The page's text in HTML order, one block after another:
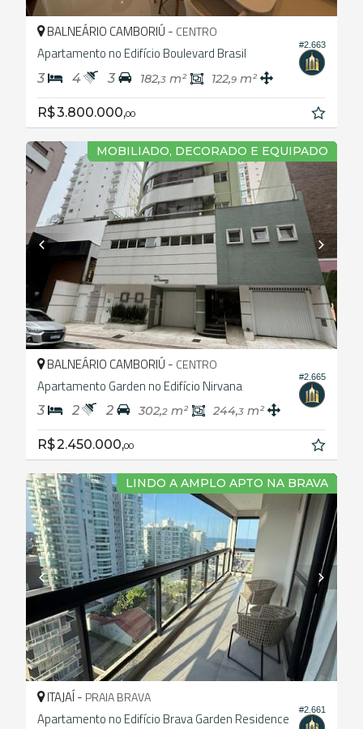
#2.663
BALNEÁRIO CAMBORIÚ - CENTRO
Apartamento no Edifício Boulevard Brasil
3 4 3 182,3 m² 122,9 m²
R$ 3.800.000,00
MOBILIADO, DECORADO E EQUIPADO
#2.665
BALNEÁRIO CAMBORIÚ - CENTRO
Apartamento Garden no Edifício Nirvana
3 2 2 302,2 m² 244,3 m²
R$ 2.450.000,00
LINDO A AMPLO APTO NA BRAVA
#2.661
ITAJAÍ - PRAIA BRAVA
Apartamento no Edifício Brava Garden Residence